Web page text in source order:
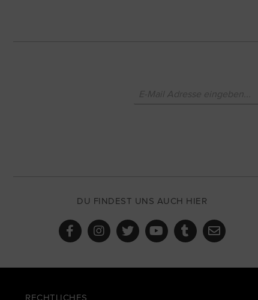
DU FINDEST UNS AUCH HIER
RECHTLICHES